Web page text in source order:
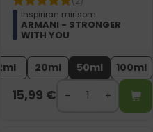
Inspiriran mirisom:
ARMANI - STRONGER
WITH YOU
2ml 20ml 50ml 100ml
15,99 €